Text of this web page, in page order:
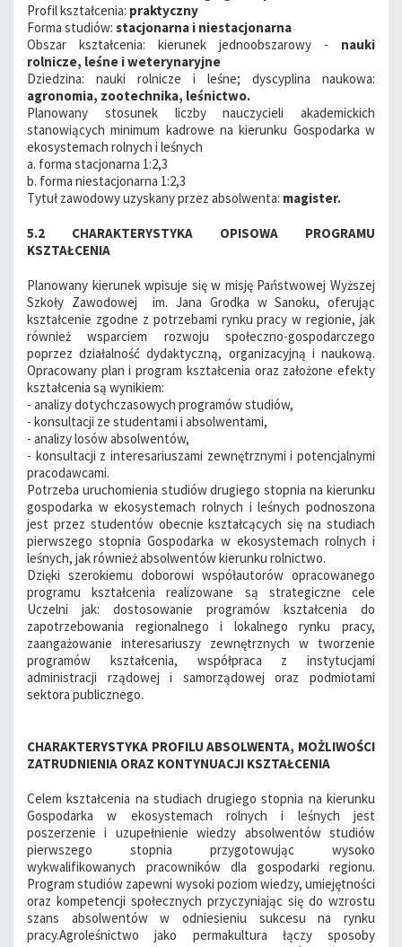
Profil kształcenia: praktyczny
Forma studiów: stacjonarna i niestacjonarna
Obszar kształcenia: kierunek jednoobszarowy - nauki
rolnicze, leśne i weterynaryjne
Dziedzina: nauki rolnicze i leśne; dyscyplina naukowa:
agronomia, zootechnika, leśnictwo.
Planowany stosunek liczby nauczycieli akademickich
stanowiących minimum kadrowe na kierunku Gospodarka w
ekosystemach rolnych i leśnych
a. forma stacjonarna 1:2,3
b. forma niestacjonarna 1:2,3
Tytuł zawodowy uzyskany przez absolwenta: magister.
5.2 CHARAKTERYSTYKA OPISOWA PROGRAMU
KSZTAŁCENIA
Planowany kierunek wpisuje się w misję Państwowej Wyższej
Szkoły Zawodowej im. Jana Grodka w Sanoku, oferując
kształcenie zgodne z potrzebami rynku pracy w regionie, jak
również wsparciem rozwoju społeczno-gospodarczego
poprzez działalność dydaktyczną, organizacyjną i naukową.
Opracowany plan i program kształcenia oraz założone efekty
kształcenia są wynikiem:
- analizy dotychczasowych programów studiów,
- konsultacji ze studentami i absolwentami,
- analizy losów absolwentów,
- konsultacji z interesariuszami zewnętrznymi i potencjalnymi
pracodawcami.
Potrzeba uruchomienia studiów drugiego stopnia na kierunku
gospodarka w ekosystemach rolnych i leśnych podnoszona
jest przez studentów obecnie kształcących się na studiach
pierwszego stopnia Gospodarka w ekosystemach rolnych i
leśnych, jak również absolwentów kierunku rolnictwo.
Dzięki szerokiemu doborowi współautorów opracowanego
programu kształcenia realizowane są strategiczne cele
Uczelni jak: dostosowanie programów kształcenia do
zapotrzebowania regionalnego i lokalnego rynku pracy,
zaangażowanie interesariuszy zewnętrznych w tworzenie
programów kształcenia, współpraca z instytucjami
administracji rządowej i samorządowej oraz podmiotami
sektora publicznego.
CHARAKTERYSTYKA PROFILU ABSOLWENTA, MOŻLIWOŚCI
ZATRUDNIENIA ORAZ KONTYNUACJI KSZTAŁCENIA
Celem kształcenia na studiach drugiego stopnia na kierunku
Gospodarka w ekosystemach rolnych i leśnych jest
poszerzenie i uzupełnienie wiedzy absolwentów studiów
pierwszego stopnia przygotowując wysoko
wykwalifikowanych pracowników dla gospodarki regionu.
Program studiów zapewni wysoki poziom wiedzy, umiejętności
oraz kompetencji społecznych przyczyniając się do wzrostu
szans absolwentów w odniesieniu sukcesu na rynku
pracy.Agroleśnictwo jako permakultura łączy sposoby